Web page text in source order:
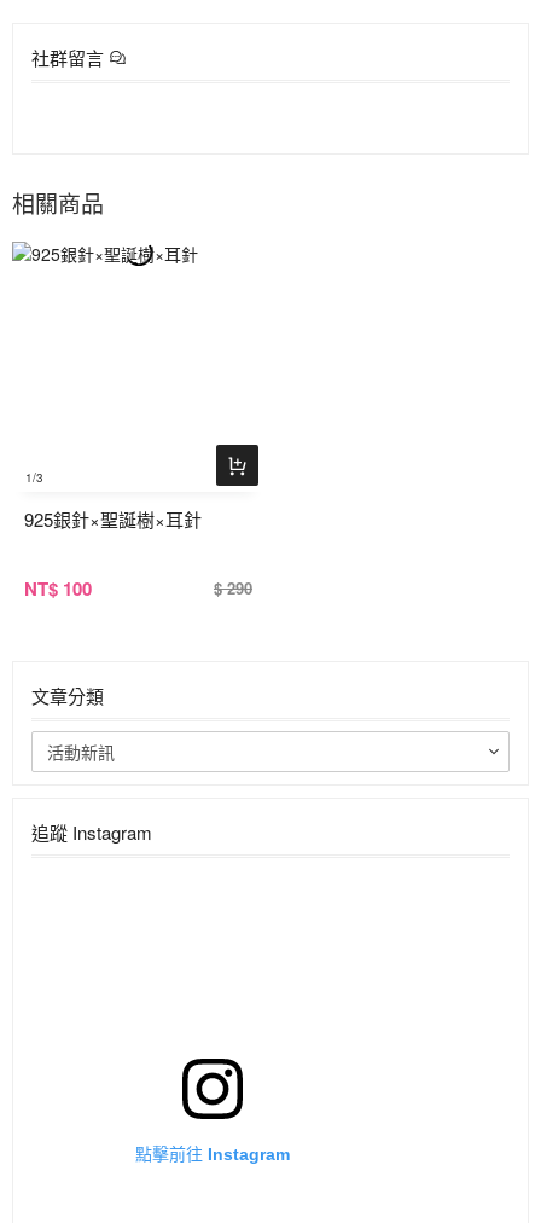
社群留言
相關商品
1/3
925銀針×聖誕樹×耳針
NT$ 100 $ 290
文章分類
活動新訊
追蹤 Instagram
點擊前往 Instagram